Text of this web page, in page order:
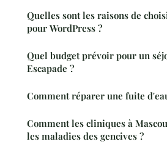
Quelles sont les raisons de
pour WordPress ?
Quel budget prévoir pour un
Escapade ?
Comment réparer une fuite
Comment les cliniques à
les maladies des gencives ?